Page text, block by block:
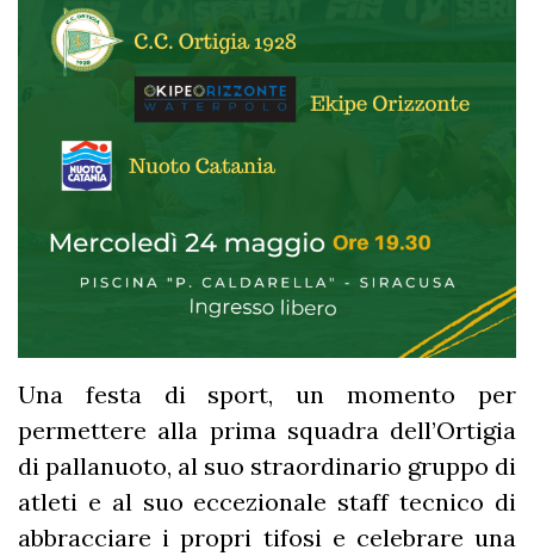
Una festa di sport, un momento per
permettere alla prima squadra dell’Ortigia
di pallanuoto, al suo straordinario gruppo di
atleti e al suo eccezionale staff tecnico di
abbracciare i propri tifosi e celebrare una